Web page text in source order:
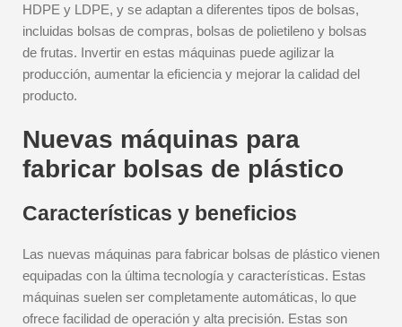
HDPE y LDPE, y se adaptan a diferentes tipos de bolsas,
incluidas bolsas de compras, bolsas de polietileno y bolsas
de frutas. Invertir en estas máquinas puede agilizar la
producción, aumentar la eficiencia y mejorar la calidad del
producto.
Nuevas máquinas para
fabricar bolsas de plástico
Características y beneficios
Las nuevas máquinas para fabricar bolsas de plástico vienen
equipadas con la última tecnología y características. Estas
máquinas suelen ser completamente automáticas, lo que
ofrece facilidad de operación y alta precisión. Estas son